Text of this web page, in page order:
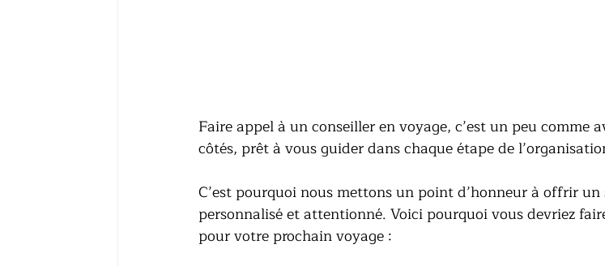
Faire appel à un conseiller en voyage, c’est un peu comme
côtés, prêt à vous guider dans chaque étape de
C’est pourquoi nous mettons un point d’honneur à offrir
personnalisé et attentionné. Voici pourquoi vous devriez
pour votre prochain voyage :